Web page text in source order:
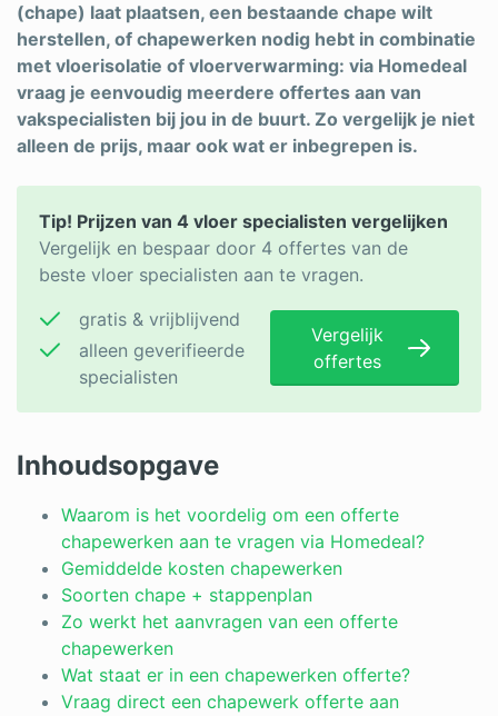
Schrijnwerker
Stukadoor
Tegelzetter
Vloeren
Warmtepomp
Zonwering
(chape) laat plaatsen, een bestaande chape wilt
herstellen, of chapewerken nodig hebt in combinatie
met vloerisolatie of vloerverwarming: via Homedeal
vraag je eenvoudig meerdere offertes aan van
vakspecialisten bij jou in de buurt. Zo vergelijk je niet
alleen de prijs, maar ook wat er inbegrepen is.
Tip! Prijzen van 4 vloer specialisten vergelijken
Vergelijk en bespaar door 4 offertes van de
beste vloer specialisten aan te vragen.
gratis & vrijblijvend
alleen geverifieerde
specialisten
Vergelijk
offertes
Inhoudsopgave
Waarom is het voordelig om een offerte
chapewerken aan te vragen via Homedeal?
Gemiddelde kosten chapewerken
Soorten chape + stappenplan
Zo werkt het aanvragen van een offerte
chapewerken
Wat staat er in een chapewerken offerte?
Vraag direct een chapewerk offerte aan